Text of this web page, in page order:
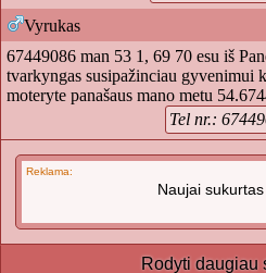
Vyrukas
67449086 man 53 1, 69 70 esu iš
tvarkyngas susipažinciau gyvenimui
moteryte panašaus mano metu
Tel nr.:
Reklama:
Naujai
Rodyti daugiau